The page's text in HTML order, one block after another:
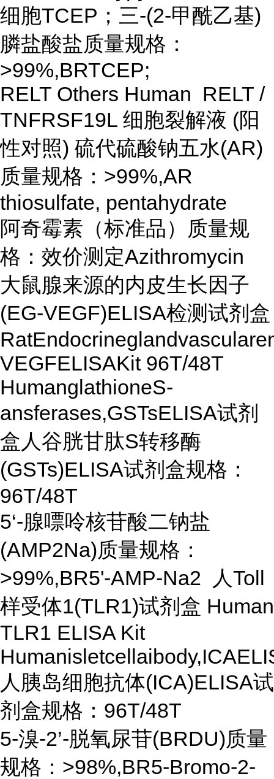
细胞TCEP；三-(2-甲酰乙基)
膦盐酸盐质量规格：
>99%,BRTCEP;
RELT Others Human RELT /
TNFRSF19L 细胞裂解液 (阳
性对照) 硫代硫酸钠五水(AR)
质量规格：>99%,AR
thiosulfate, pentahydrate
阿奇霉素（标准品）质量规
格：效价测定Azithromycin
大鼠腺来源的内皮生长因子
(EG-VEGF)ELISA检测试剂盒
VEGFELISAKit 96T/48T
HumanglathioneS-
ansferases,GSTsELISA试剂
盒人谷胱甘肽S转移酶
(GSTs)ELISA试剂盒规格：
96T/48T
5‘-腺嘌呤核苷酸二钠盐
(AMP2Na)质量规格：
>99%,BR5'-AMP-Na2 人Toll
样受体1(TLR1)试剂盒 Human
TLR1 ELISA Kit
人胰岛细胞抗体(ICA)ELISA试
剂盒规格：96T/48T
5-溴-2’-脱氧尿苷(BRDU)质量
规格：>98%,BR5-Bromo-2-